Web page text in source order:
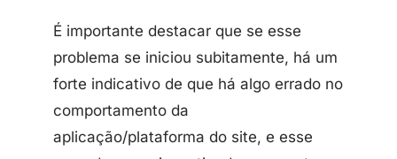
É importante destacar que se esse
problema se iniciou subitamente, há um
forte indicativo de que há algo errado no
comportamento da
aplicação/plataforma do site, e esse